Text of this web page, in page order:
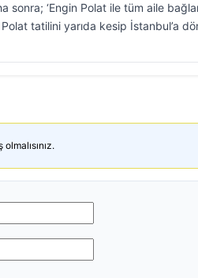
sonra; ‘Engin Polat ile tüm aile
tatilini yarıda kesip İstanbul’a